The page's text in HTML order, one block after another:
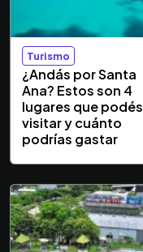
Turismo
¿Andás por Santa
Ana? Estos son 4
lugares que podés
visitar y cuánto
podrías gastar